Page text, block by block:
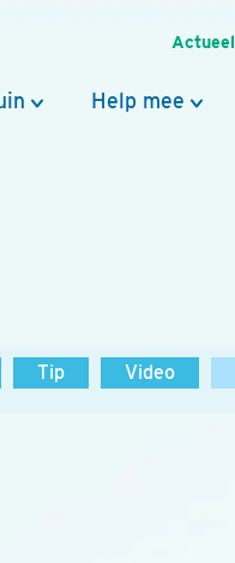
Actueel
Help mee
Tip Video